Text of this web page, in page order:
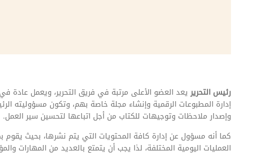
رئيس التحريريعد العضو الأعلى مرتبة في فريق التحرير، ويعمل عادة
إدارة المطبوعات الرقمية وإنشاء مجلة خاصة بهم، وتكون مسؤوليته
وإصدار ملاحظات وتوجيهات للكتاب من أجل اتباعها لتحسين سير العمل.
كما أنه مسؤول عن إدارة كافة المحتويات التي يتم نشرها، بحيث يقوم
العمليات اليومية المختلفة، لذا يجب أن يتمتع بالعديد من المهارات
قم بتتبع طلبات استرداد تكاليف الرعاية